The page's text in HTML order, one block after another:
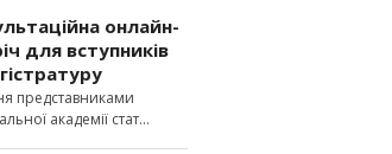
онлайн-
для вступників
представниками
академії стат